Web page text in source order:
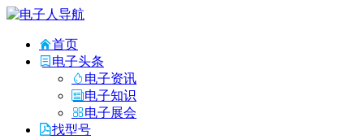
首页
电子头条
电子资讯
电子知识
电子展会
找型号